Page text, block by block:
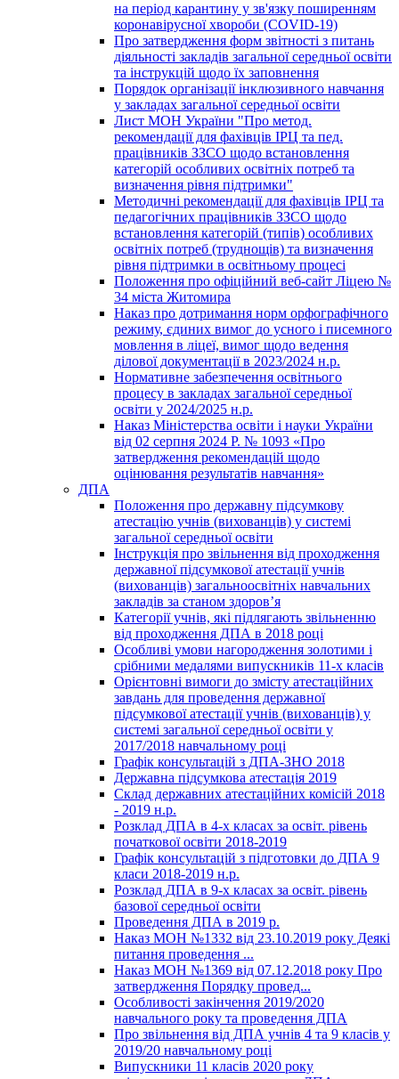
на період карантину у зв'язку поширенням
коронавірусної хвороби (COVID-19)
Про затвердження форм звітності з питань
діяльності закладів загальної середньої освіти
та інструкцій щодо їх заповнення
Порядок організації інклюзивного навчання
у закладах загальної середньої освіти
Лист МОН України "Про метод.
рекомендації для фахівців ІРЦ та пед.
працівників ЗЗСО щодо встановлення
категорій особливих освітніх потреб та
визначення рівня підтримки"
Методичні рекомендації для фахівців ІРЦ та
педагогічних працівників ЗЗСО щодо
встановлення категорій (типів) особливих
освітніх потреб (труднощів) та визначення
рівня підтримки в освітньому процесі
Положення про офіційний веб-сайт Ліцею №
34 міста Житомира
Наказ про дотримання норм орфографічного
режиму, єдиних вимог до усного і писемного
мовлення в ліцеї, вимог щодо ведення
ділової документації в 2023/2024 н.р.
Нормативне забезпечення освітнього
процесу в закладах загальної середньої
освіти у 2024/2025 н.р.
Наказ Міністерства освіти і науки України
від 02 серпня 2024 Р. № 1093 «Про
затвердження рекомендацій щодо
оцінювання результатів навчання»
ДПА
Положення про державну підсумкову
атестацію учнів (вихованців) у системі
загальної середньої освіти
Інструкція про звільнення від проходження
державної підсумкової атестації учнів
(вихованців) загальноосвітніх навчальних
закладів за станом здоров’я
Категорії учнів, які підлягають звільненню
від проходження ДПА в 2018 році
Особливі умови нагородження золотими і
срібними медалями випускників 11-х класів
Орієнтовні вимоги до змісту атестаційних
завдань для проведення державної
підсумкової атестації учнів (вихованців) у
системі загальної середньої освіти у
2017/2018 навчальному році
Графік консультацій з ДПА-ЗНО 2018
Державна підсумкова атестація 2019
Склад державних атестаційних комісій 2018
- 2019 н.р.
Розклад ДПА в 4-х класах за освіт. рівень
початкової освіти 2018-2019
Графік консультацій з підготовки до ДПА 9
класи 2018-2019 н.р.
Розклад ДПА в 9-х класах за освіт. рівень
базової середньої освіти
Проведення ДПА в 2019 р.
Наказ МОН №1332 від 23.10.2019 року Деякі
питання проведення ...
Наказ МОН №1369 від 07.12.2018 року Про
затвердження Порядку провед...
Особливості закінчення 2019/2020
навчального року та проведення ДПА
Про звільнення від ДПА учнів 4 та 9 класів у
2019/20 навчальному році
Випускники 11 класів 2020 року